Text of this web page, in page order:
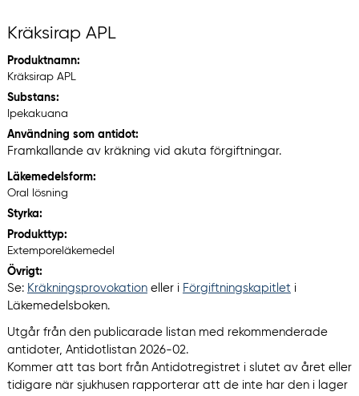
Kräksirap APL
Produktnamn:
Kräksirap APL
Substans:
Ipekakuana
Användning som antidot:
Framkallande av kräkning vid akuta förgiftningar.
Läkemedelsform:
Oral lösning
Styrka:
Produkttyp:
Extemporeläkemedel
Övrigt:
Se: Kräkningsprovokationeller i Förgiftningskapitlet i
Läkemedelsboken.
Utgår från den publicarade listan med rekommenderade
antidoter, Antidotlistan 2026-02.
Kommer att tas bort från Antidotregistret i slutet av året eller
tidigare när sjukhusen rapporterar att de inte har den i lager